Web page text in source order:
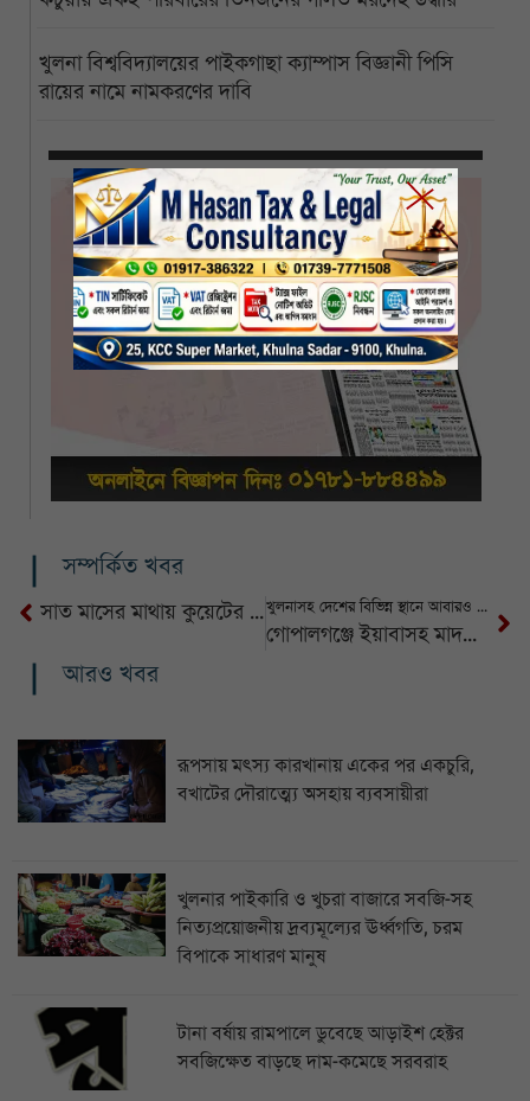
খুলনা বিশ্ববিদ্যালয়ের পাইকগাছা ক্যাম্পাস বিজ্ঞানী পিসি
রায়ের নামে নামকরণের দাবি
সম্পর্কিত খবর
সাত মাসের মাথায় কুয়েটের পূর্ণাঙ্গ তদন্ত প্রতিবেদন ফাঁস খুলনাসহ দেশের বিভিন্ন স্থানে আবারও প্রবল বর্ষণের আভাস
গোপালগঞ্জে ইয়াবাসহ মাদক ব্যবসায়ী আটক
আরও খবর
রূপসায় মৎস্য কারখানায় একের পর একচুরি,
বখাটের দৌরাত্ম্যে অসহায় ব্যবসায়ীরা
খুলনার পাইকারি ও খুচরা বাজারে সবজি-সহ
নিত্যপ্রয়োজনীয় দ্রব্যমূল্যের ঊর্ধ্বগতি, চরম
বিপাকে সাধারণ মানুষ
টানা বর্ষায় রামপালে ডুবেছে আড়াইশ হেক্টর
সবজিক্ষেত বাড়ছে দাম-কমেছে সরবরাহ